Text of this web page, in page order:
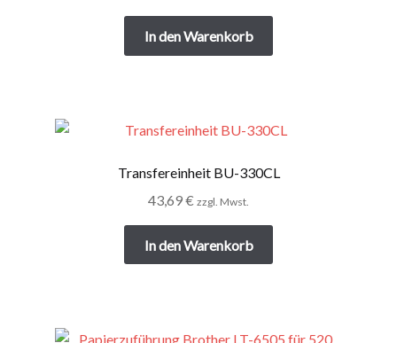
In den Warenkorb
Transfereinheit BU-330CL
43,69€ zzgl. Mwst.
In den Warenkorb